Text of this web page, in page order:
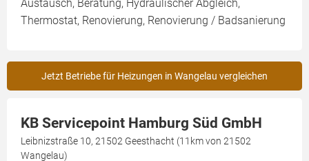
Austausch, Beratung, Hydraulischer Abgleich,
Thermostat, Renovierung, Renovierung / Badsanierung
Jetzt Betriebe für Heizungen in Wangelau vergleichen
KB Servicepoint Hamburg Süd GmbH
Leibnizstraße 10, 21502 Geesthacht (11km von 21502
Wangelau)